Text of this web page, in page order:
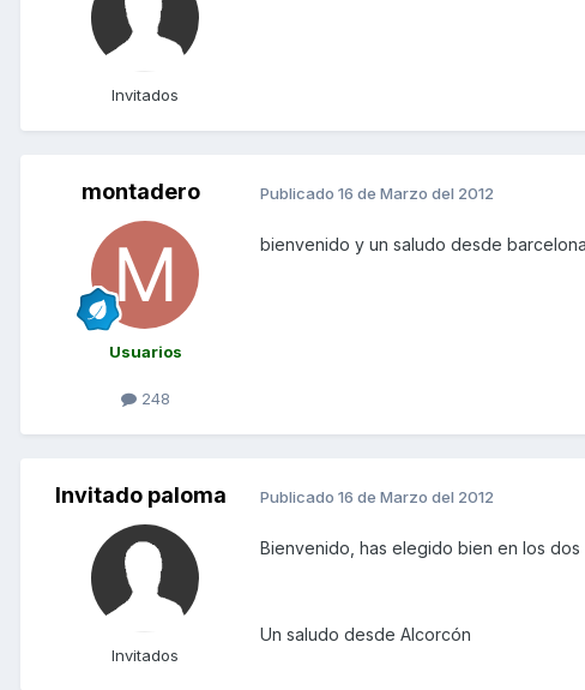
Invitados
montadero
Usuarios
248
Publicado 16 de Marzo del 2012
bienvenido y un saludo desde barcelona
Invitado paloma
Invitados
Publicado 16 de Marzo del 2012
Bienvenido, has elegido bien en los dos
Un saludo desde Alcorcón